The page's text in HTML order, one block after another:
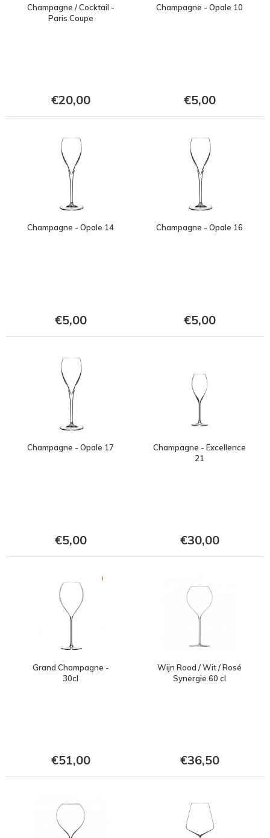
Champagne / Cocktail -
Paris Coupe
€20,00
Champagne - Opale 10
€5,00
Champagne - Opale 14
€5,00
Champagne - Opale 16
€5,00
Champagne - Opale 17
€5,00
Champagne - Excellence
21
€30,00
Grand Champagne -
30cl
€51,00
Wijn Rood / Wit / Rosé
Synergie 60 cl
€36,50